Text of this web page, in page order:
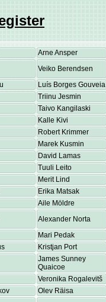
Arne Ansper
Veiko Berendsen
Luís Borges Gouveia
Triinu Jesmin
Taivo Kangilaski
Kalle Kivi
Robert Krimmer
Marek Kusmin
David Lamas
Tuuli Leito
Merit Lind
Erika Matsak
Aile Möldre
Alexander Norta
Mari Pedak
Kristjan Port
James Sunney
Quaicoe
Veronika Rogalevitš
Olev Räisa